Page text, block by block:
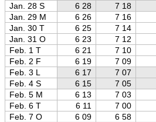
Jan. 28 S
6 28 7 18
Jan. 29 M
6 26 7 16
Jan. 30 T
6 25 7 14
Jan. 31 O
6 23 7 12
Feb. 1 T
6 21 7 10
Feb. 2 F
6 19 7 09
Feb. 3 L
6 17 7 07
Feb. 4 S
6 15 7 05
Feb. 5 M
6 13 7 03
Feb. 6 T
6 11 7 00
Feb. 7 O
6 09 6 58